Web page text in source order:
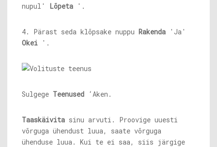
nupul' Lõpeta '.
4. Pärast seda klõpsake nuppu Rakenda 'Ja'
Okei '.
Sulgege Teenused ‘Aken.
Taaskäivita sinu arvuti. Proovige uuesti
võrguga ühendust luua, saate võrguga
ühenduse luua. Kui te ei saa, siis järgige